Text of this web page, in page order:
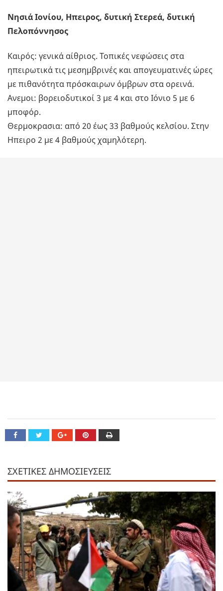
Νησιά Ιονίου, Ηπειρος, δυτική Στερεά, δυτική
Πελοπόννησος
Καιρός: γενικά αίθριος. Τοπικές νεφώσεις στα
ηπειρωτικά τις μεσημβρινές και απογευματινές ώρες
με πιθανότητα πρόσκαιρων όμβρων στα ορεινά.
Ανεμοι: βορειοδυτικοί 3 με 4 και στο Ιόνιο 5 με 6
μποφόρ.
Θερμοκρασια: από 20 έως 33 βαθμούς κελσίου. Στην
Ηπειρο 2 με 4 βαθμούς χαμηλότερη.
ΣΧΕΤΙΚΕΣ ΔΗΜΟΣΙΕΥΣΕΙΣ